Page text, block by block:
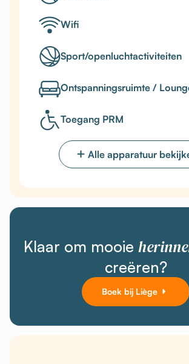
Wifi
Sport/openluchtactiviteiten
Ontspanningsruimte /
Toegang PRM
Alle apparatuur
Klaar om mooie
creëren?
Boek bij Liège